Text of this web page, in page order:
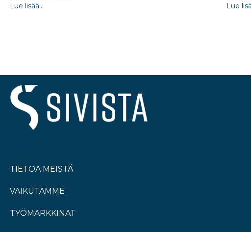
Lue lisää... Lue
TIETOA MEISTÄ
VAIKUTAMME
TYÖMARKKINAT